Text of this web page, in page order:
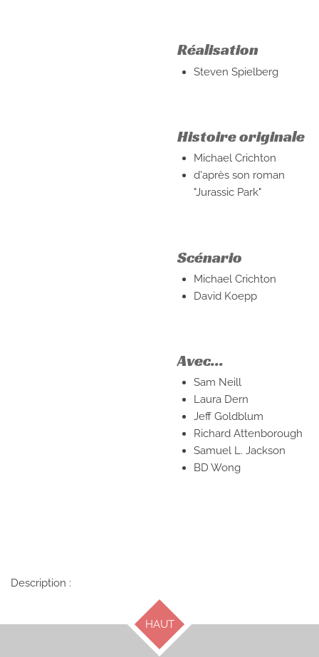
Réalisation
Steven Spielberg
Histoire originale
Michael Crichton
d'après son roman
"Jurassic Park"
Scénario
Michael Crichton
David Koepp
Avec...
Sam Neill
Laura Dern
Jeff Goldblum
Richard Attenborough
Samuel L. Jackson
BD Wong
Description :
HAUT